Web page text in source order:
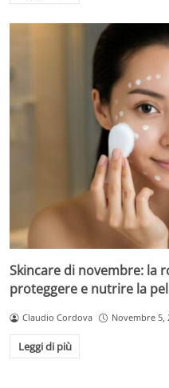
Skincare di novembre: la
proteggere e nutrire la
Claudio Cordova Novembre 5,
Leggi di più